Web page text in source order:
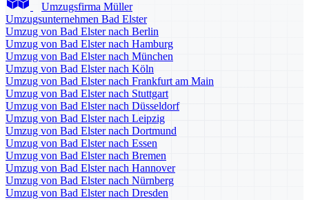
Umzugsfirma Müller
Umzugsunternehmen Bad Elster
Umzug von Bad Elster nach Berlin
Umzug von Bad Elster nach Hamburg
Umzug von Bad Elster nach München
Umzug von Bad Elster nach Köln
Umzug von Bad Elster nach Frankfurt am Main
Umzug von Bad Elster nach Stuttgart
Umzug von Bad Elster nach Düsseldorf
Umzug von Bad Elster nach Leipzig
Umzug von Bad Elster nach Dortmund
Umzug von Bad Elster nach Essen
Umzug von Bad Elster nach Bremen
Umzug von Bad Elster nach Hannover
Umzug von Bad Elster nach Nürnberg
Umzug von Bad Elster nach Dresden